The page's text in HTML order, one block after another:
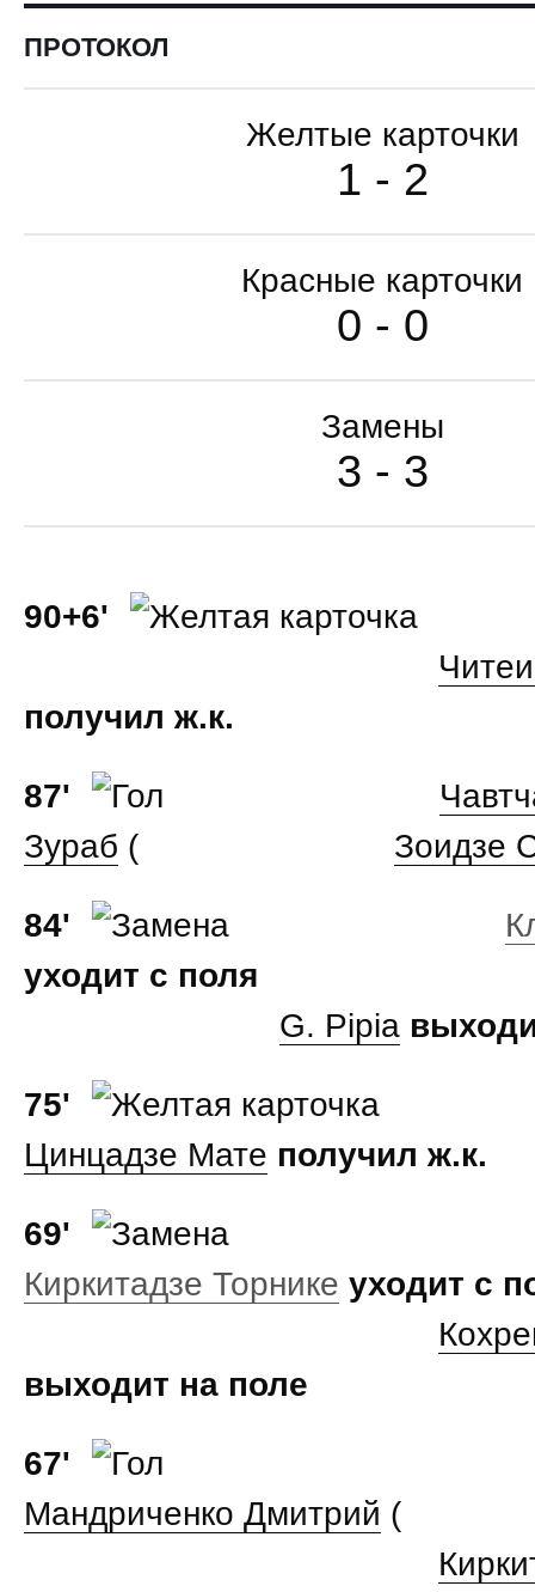
ПРОТОКОЛ
Желтые карточки
1 - 2
Красные карточки
0 - 0
Замены
3 - 3
90+6'
получил ж.к.
87'
Зураб ( Зоидзе
84'
уходит с поля
G. Pipia
75'
Цинцадзе Мате получил ж.к.
69'
Киркитадзе Торнике уходит с
выходит на поле
67'
Мандриченко Дмитрий (